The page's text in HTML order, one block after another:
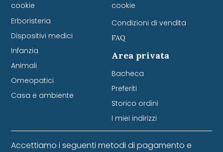
cookie
Erboristeria
Dispositivi medici
Infanzia
Animali
Omeopatici
Casa e ambiente
cookie
Condizioni di vendita
FAQ
Area privata
Bacheca
Preferiti
Storico ordini
I miei indirizzi
Accettiamo i seguenti metodi di pagamento e